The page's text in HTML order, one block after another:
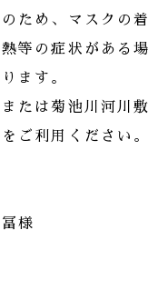
ため、マスクの着
等の症状がある場
ます。
たは菊池川河川敷
ご利用ください。
様